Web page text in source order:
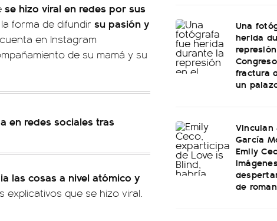
se hizo viral en redes por sus
forma de difundir su pasión y
en Instagram
de su mamá y su
en redes sociales tras
las cosas a nivel atómico y
explicativos que se hizo viral.
Una
herida
fractura
un
Vinculan
García
Emily
de